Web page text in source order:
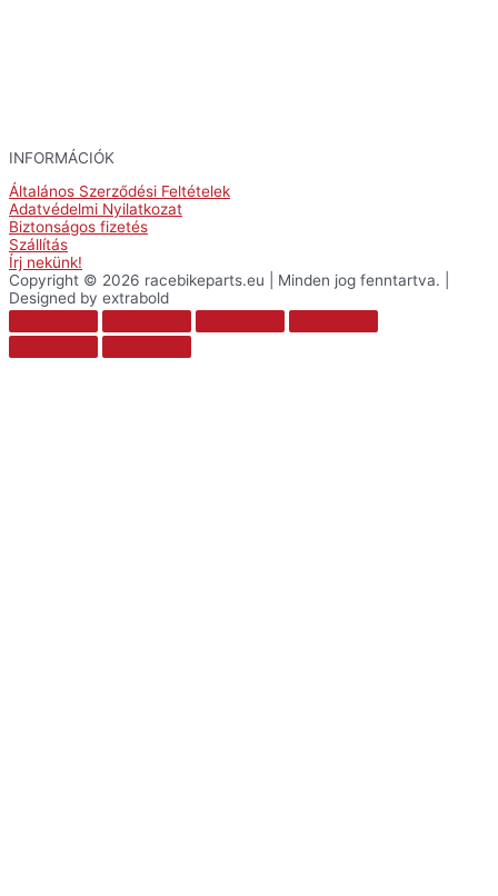
INFORMÁCIÓK
Általános Szerződési Feltételek
Adatvédelmi Nyilatkozat
Biztonságos fizetés
Szállítás
Írj nekünk!
Copyright © 2026 racebikeparts.eu | Minden jog fenntartva. |
Designed by extrabold